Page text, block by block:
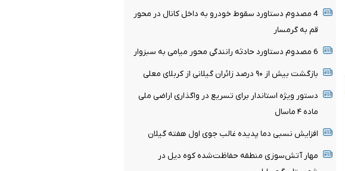
4 مصدوم دستاورد سقوط خودرو به داخل کانال در محور
قم به گرمسار
6 مصدوم دستاورد حادثه رانندگی محور میامی به سبزوار
بازگشت بیش از ۹۰ درصد زائران گیلانی از کربلای معلی
دستور ویژه استاندار برای تسریع در واگذاری اراضی ملی
ماده ۴ ماسال
افزایش نسبی دما پدیده غالب جوی اول هفته گیلان
مهار آتش‌سوزی منطقه حفاظت‌شده کوه دیل در